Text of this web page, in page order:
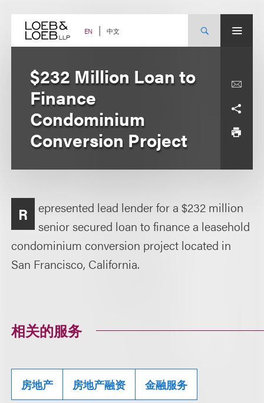
content EN 中文
$232 Million Loan to
Finance
Condominium
Conversion Project
R
epresented lead lender for a $232 million
senior secured loan to finance a leasehold
condominium conversion project located in
San Francisco, California.
相关的服务
房地产 房地产融资 金融服务